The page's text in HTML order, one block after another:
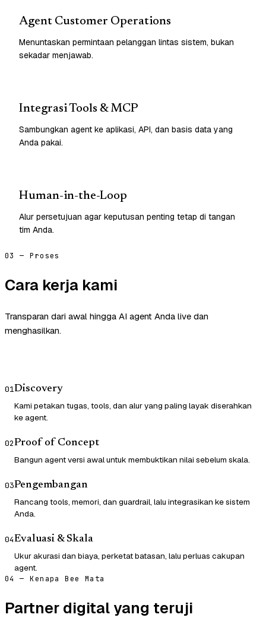
Agent Customer Operations
Menuntaskan permintaan pelanggan lintas sistem, bukan
sekadar menjawab.
Integrasi Tools & MCP
Sambungkan agent ke aplikasi, API, dan basis data yang
Anda pakai.
Human-in-the-Loop
Alur persetujuan agar keputusan penting tetap di tangan
tim Anda.
03 — Proses
Cara kerja kami
Transparan dari awal hingga AI agent Anda live dan
menghasilkan.
01Discovery
Kami petakan tugas, tools, dan alur yang paling layak diserahkan
ke agent.
02Proof of Concept
Bangun agent versi awal untuk membuktikan nilai sebelum skala.
03Pengembangan
Rancang tools, memori, dan guardrail, lalu integrasikan ke sistem
Anda.
04Evaluasi & Skala
Ukur akurasi dan biaya, perketat batasan, lalu perluas cakupan
agent.
04 — Kenapa Bee Mata
Partner digital yang teruji